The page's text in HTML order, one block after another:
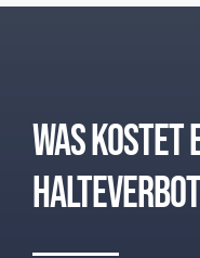
Was Kostet